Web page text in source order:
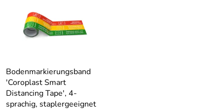
Bodenmarkierungsband
′Coroplast Smart
Distancing Tape′, 4-
sprachig, staplergeeignet